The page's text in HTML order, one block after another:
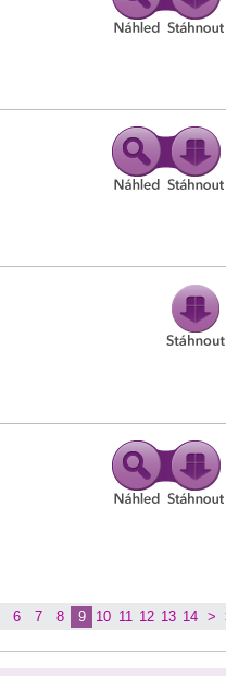
6 7 8 9 10 11 12 13 14 >